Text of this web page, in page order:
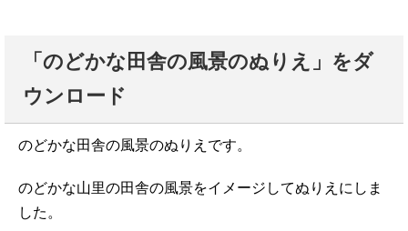
「のどかな田舎の風景のぬりえ」をダ
ウンロード
のどかな田舎の風景のぬりえです。
のどかな山里の田舎の風景をイメージしてぬりえにしま
した。